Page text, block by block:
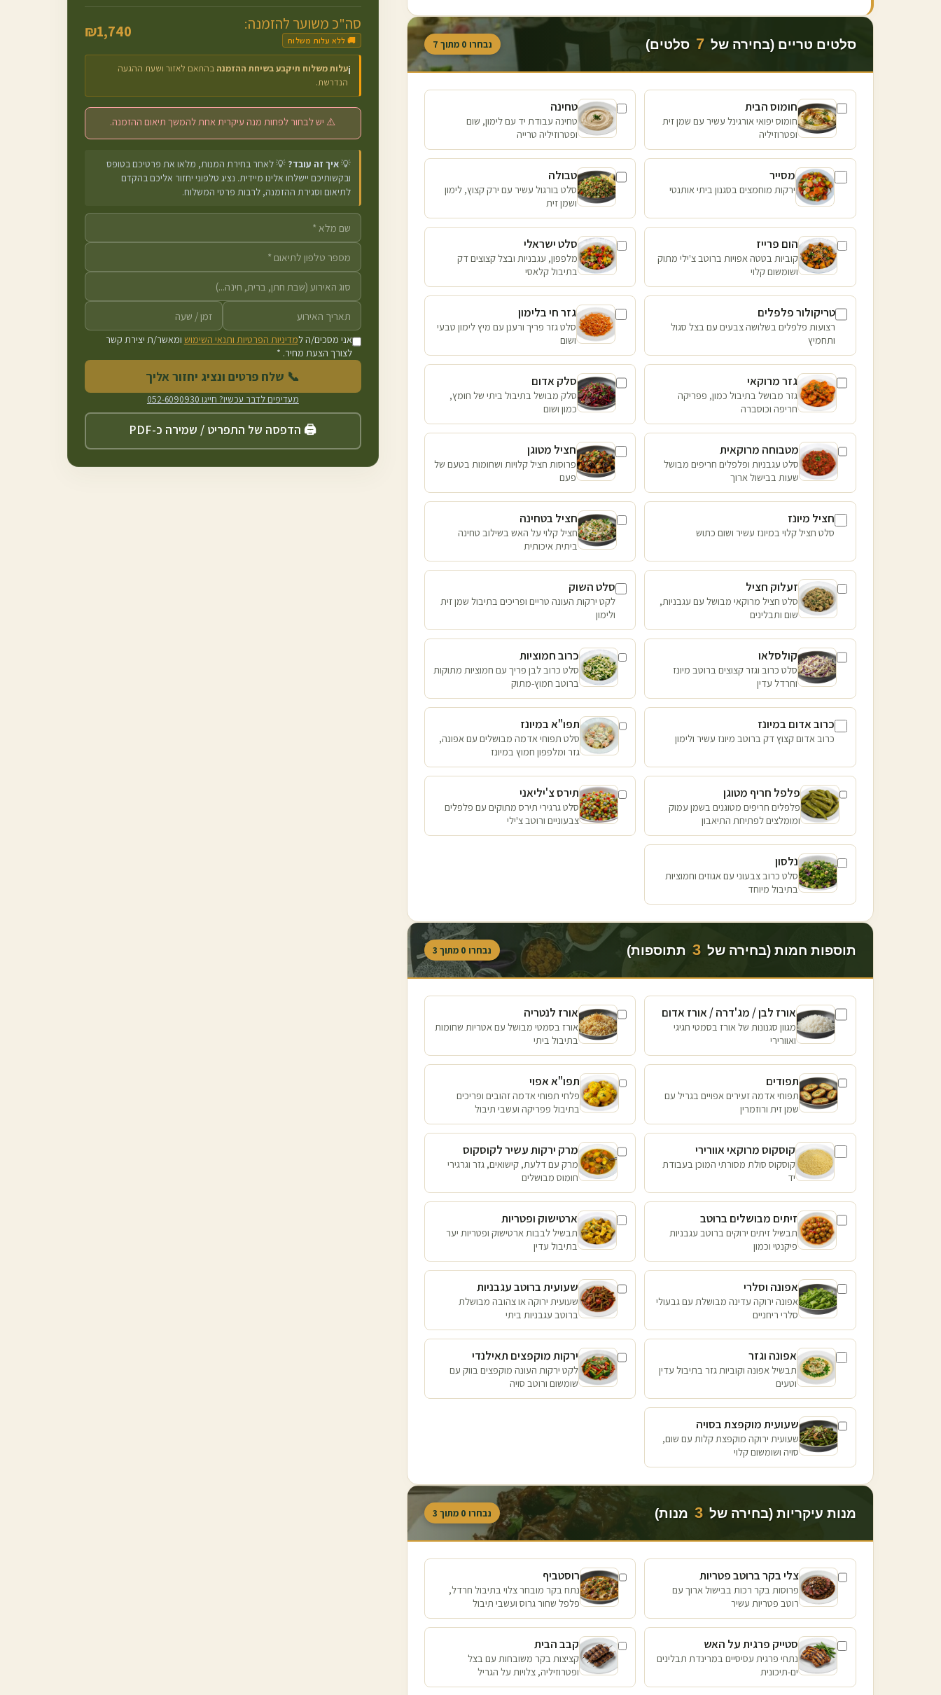
סלטים טריים (בחירה של 7 סלטים) נבחרו 0 מתוך 7
חומוס הבית
חומוס יפואי אורגינל עשיר עם שמן זית
ופטרוזיליה
טחינה
טחינה עבודת יד עם לימון, שום
ופטרוזיליה טרייה
מסייר
ירקות מוחמצים בסגנון ביתי אותנטי
טבולה
סלט בורגול עשיר עם ירק קצוץ, לימון
ושמן זית
הום פרייז
קוביות בטטה אפויות ברוטב צ'ילי מתוק
ושומשום קלוי
סלט ישראלי
מלפפון, עגבניות ובצל קצוצים דק
בתיבול קלאסי
טריקולור פלפלים
רצועות פלפלים בשלושה צבעים עם בצל סגול
ותחמיץ
גזר חי בלימון
סלט גזר פריך ורענן עם מיץ לימון טבעי
ושום
גזר מרוקאי
גזר מבושל בתיבול כמון, פפריקה
חריפה וכוסברה
סלק אדום
סלק מבושל בתיבול ביתי של חומץ,
כמון ושום
מטבוחה מרוקאית
סלט עגבניות ופלפלים חריפים מבושל
שעות בבישול ארוך
חציל מטוגן
פרוסות חציל קלויות ושחומות בטעם של
פעם
חציל מיונז
סלט חציל קלוי במיונז עשיר ושום כתוש
חציל בטחינה
חציל קלוי על האש בשילוב טחינה
ביתית איכותית
זעלוק חציל
סלט חציל מרוקאי מבושל עם עגבניות,
שום ותבלינים
סלט השוק
לקט ירקות העונה טריים ופריכים בתיבול שמן זית
ולימון
קולסלאו
סלט כרוב וגזר קצוצים ברוטב מיונז
וחרדל עדין
כרוב חמוציות
סלט כרוב לבן פריך עם חמוציות מתוקות
ברוטב חמוץ-מתוק
כרוב אדום במיונז
כרוב אדום קצוץ דק ברוטב מיונז עשיר ולימון
תפו"א במיונז
סלט תפוחי אדמה מבושלים עם אפונה,
גזר ומלפפון חמוץ במיונז
פלפל חריף מטוגן
פלפלים חריפים מטוגנים בשמן עמוק
ומומלצים לפתיחת התיאבון
תירס צ'יליאני
סלט גרגירי תירס מתוקים עם פלפלים
צבעוניים ורוטב צ'ילי
נלסון
סלט כרוב צבעוני עם אגוזים וחמוציות
בתיבול מיוחד
תוספות חמות (בחירה של 3 תתוספות) נבחרו 0 מתוך 3
אורז לבן / מג'דרה / אורז אדום
מגוון סגנונות של אורז בסמטי חגיגי
ואוורירי
אורז לנטריה
אורז בסמטי מבושל עם אטריות שחומות
בתיבול ביתי
תפודים
תפוחי אדמה זעירים אפויים בגריל עם
שמן זית ורוזמרין
תפו"א אפוי
פלחי תפוחי אדמה זהובים ופריכים
בתיבול פפריקה ועשבי תיבול
קוסקוס מרוקאי אוורירי
קוסקוס סולת מסורתי המוכן בעבודת
יד
מרק ירקות עשיר לקוסקוס
מרק עם דלעת, קישואים, גזר וגרגירי
חומוס מבושלים
זיתים מבושלים ברוטב
תבשיל זיתים ירוקים ברוטב עגבניות
פיקנטי וכמון
ארטישוק ופטריות
תבשיל לבבות ארטישוק ופטריות יער
בתיבול עדין
אפונה וסלרי
אפונה ירוקה עדינה מבושלת עם גבעולי
סלרי ריחניים
שעועית ברוטב עגבניות
שעועית ירוקה או צהובה מבושלת
ברוטב עגבניות ביתי
אפונה וגזר
תבשיל אפונה וקוביות גזר בתיבול עדין
וטעים
ירקות מוקפצים תאילנדי
לקט ירקות העונה מוקפצים בווק עם
שומשום ורוטב סויה
שעועית מוקפצת בסויה
שעועית ירוקה מוקפצת קלות עם שום,
סויה ושומשום קלוי
מנות עיקריות (בחירה של 3 מנות) נבחרו 0 מתוך 3
צלי בקר ברוטב פטריות
פרוסות בקר רכות בבישול ארוך עם
רוטב פטריות עשיר
רוסטביף
נתח בקר מובחר צלוי בתיבול חרדל,
פלפל שחור גרוס ועשבי תיבול
סטייק פרגית על האש
נתחי פרגית עסיסיים במרינדת תבלינים
ים-תיכונית
קבב הבית
קציצות בקר משובחות עם בצל
ופטרוזיליה, צלויות על הגריל
סה"כ משוער להזמנה:
🚚 ללא עלות משלוח ₪1,740
ℹ️עלות משלוח תיקבע בשיחת ההזמנה בהתאם לאזור ושעת ההגעה
הנדרשת.
⚠️ יש לבחור לפחות מנה עיקרית אחת להמשך תיאום ההזמנה.
💡איך זה עובד? 💡 לאחר בחירת המנות, מלאו את פרטיכם בטופס
ובקשותיכם יישלחו אלינו מיידית. נציג טלפוני יחזור אליכם בהקדם
לתיאום וסגירת ההזמנה, לרבות פרטי המשלוח.
אני מסכים/ה למדיניות הפרטיות ותנאי השימוש ומאשר/ת יצירת קשר
לצורך הצעת מחיר. *
📞 שלח פרטים ונציג יחזור אליך
מעדיפים לדבר עכשיו? חייגו 052-6090930
🖨️ הדפסה של התפריט / שמירה כ-PDF